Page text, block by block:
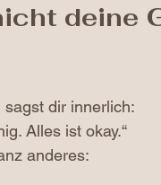
deine
dir innerlich:
Alles ist okay.“
anderes: